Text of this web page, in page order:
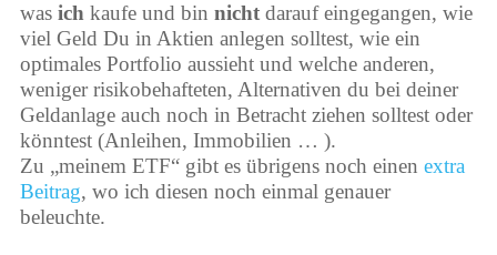
was ich kaufe und bin nichtdarauf eingegangen, wie
viel Geld Du in Aktien anlegen solltest, wie ein
optimales Portfolio aussieht und welche anderen,
weniger risikobehafteten, Alternativen du bei deiner
Geldanlage auch noch in Betracht ziehen solltest oder
könntest (Anleihen, Immobilien … ).
Zu „meinem ETF“ gibt es übrigens noch einen extra
Beitrag, wo ich diesen noch einmal genauer
beleuchte.